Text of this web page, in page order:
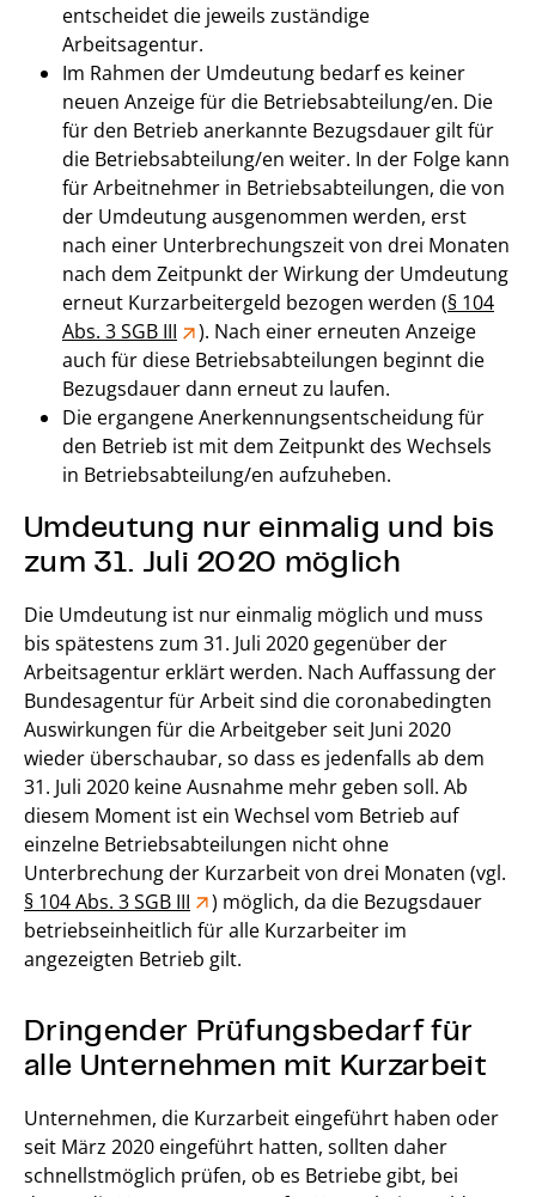
entscheidet die jeweils zuständige
Arbeitsagentur.
Im Rahmen der Umdeutung bedarf es keiner
neuen Anzeige für die Betriebsabteilung/en. Die
für den Betrieb anerkannte Bezugsdauer gilt für
die Betriebsabteilung/en weiter. In der Folge kann
für Arbeitnehmer in Betriebsabteilungen, die von
der Umdeutung ausgenommen werden, erst
nach einer Unterbrechungszeit von drei Monaten
nach dem Zeitpunkt der Wirkung der Umdeutung
erneut Kurzarbeitergeld bezogen werden (§ 104
Abs. 3 SGB III
). Nach einer erneuten Anzeige
auch für diese Betriebsabteilungen beginnt die
Bezugsdauer dann erneut zu laufen.
Die ergangene Anerkennungsentscheidung für
den Betrieb ist mit dem Zeitpunkt des Wechsels
in Betriebsabteilung/en aufzuheben.
Umdeutung nur einmalig und bis
zum 31. Juli 2020 möglich
Die Umdeutung ist nur einmalig möglich und muss
bis spätestens zum 31. Juli 2020 gegenüber der
Arbeitsagentur erklärt werden. Nach Auffassung der
Bundesagentur für Arbeit sind die coronabedingten
Auswirkungen für die Arbeitgeber seit Juni 2020
wieder überschaubar, so dass es jedenfalls ab dem
31. Juli 2020 keine Ausnahme mehr geben soll. Ab
diesem Moment ist ein Wechsel vom Betrieb auf
einzelne Betriebsabteilungen nicht ohne
Unterbrechung der Kurzarbeit von drei Monaten (vgl.
§ 104 Abs. 3 SGB III
) möglich, da die Bezugsdauer
betriebseinheitlich für alle Kurzarbeiter im
angezeigten Betrieb gilt.
Dringender Prüfungsbedarf für
alle Unternehmen mit Kurzarbeit
Unternehmen, die Kurzarbeit eingeführt haben oder
seit März 2020 eingeführt hatten, sollten daher
schnellstmöglich prüfen, ob es Betriebe gibt, bei